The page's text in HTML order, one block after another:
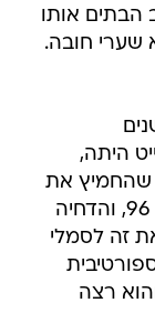
הבתים אותו
שערי חובה.
היתה,
שהחמיץ את
הפנדל הגורלי בדו קרב בחצי גמר יורו 96, והדחיה
זה לסמלי
רצה